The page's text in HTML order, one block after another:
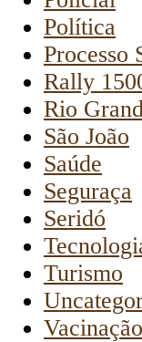
Política
Processo
Rally
Rio
São João
Saúde
Seguraça
Seridó
Turismo
Vacinação